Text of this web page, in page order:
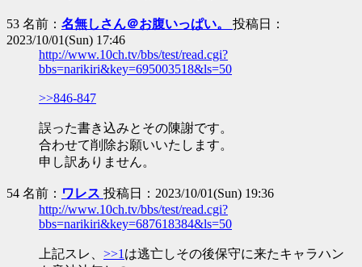
53 名前： 名無しさん＠お腹いっぱい。 投稿日：
2023/10/01(Sun) 17:46
http://www.10ch.tv/bbs/test/read.cgi?
bbs=narikiri&key=695003518&ls=50
>>846-847
誤った書き込みとその陳謝です。
合わせて削除お願いいたします。
申し訳ありません。
54 名前： ワレス 投稿日：2023/10/01(Sun) 19:36
http://www.10ch.tv/bbs/test/read.cgi?
bbs=narikiri&key=687618384&ls=50
上記スレ、 >>1 は逃亡しその後保守に来たキャラハン